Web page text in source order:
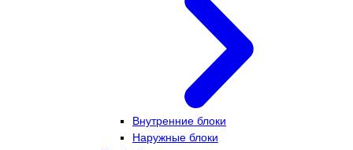
Внутренние блоки
Наружные блоки